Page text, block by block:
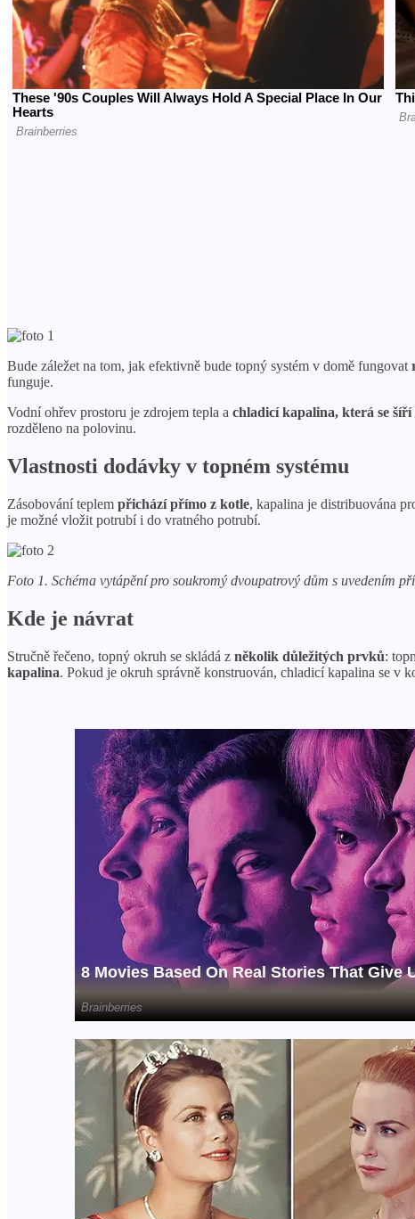
Bude záležet na tom, jak efektivně bude topný systém v domě fungovat
funguje.
Vodní ohřev prostoru je zdrojem tepla a chladicí kapalina, která se
rozděleno na polovinu.
Vlastnosti dodávky v topném systému
Zásobování teplem přichází přímo z kotle, kapalina je distribuována
je možné vložit potrubí i do vratného potrubí.
Foto 1. Schéma vytápění pro soukromý dvoupatrový dům s uvedením
Kde je návrat
Stručně řečeno, topný okruh se skládá z několik důležitých prvků:
kapalina. Pokud je okruh správně konstruován, chladicí kapalina se v